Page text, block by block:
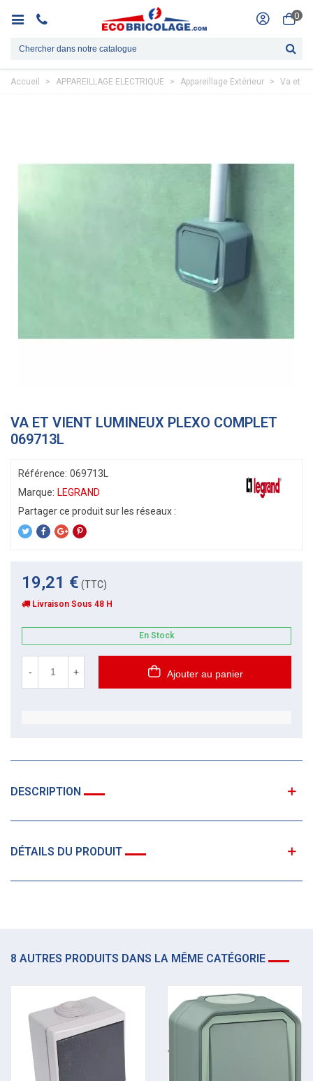
0
Accueil > APPAREILLAGE ELECTRIQUE > Appareillage Extérieur > Va et
VA ET VIENT LUMINEUX PLEXO COMPLET
069713L
Référence: 069713L
Marque: LEGRAND
19,21 € (TTC)
Livraison Sous 48 H
En Stock
- + Ajouter au panier
DESCRIPTION
DÉTAILS DU PRODUIT
8 AUTRES PRODUITS DANS LA MÊME CATÉGORIE